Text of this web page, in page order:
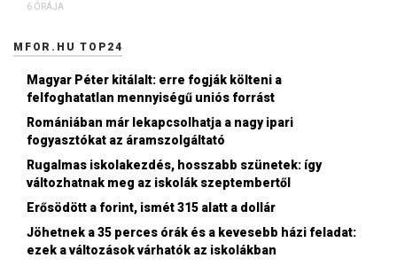
6 ÓRÁJA
MFOR.HU TOP24
Magyar Péter kitálalt: erre fogják költeni a
felfoghatatlan mennyiségű uniós forrást
Romániában már lekapcsolhatja a nagy ipari
fogyasztókat az áramszolgáltató
Rugalmas iskolakezdés, hosszabb szünetek: így
változhatnak meg az iskolák szeptembertől
Erősödött a forint, ismét 315 alatt a dollár
Jöhetnek a 35 perces órák és a kevesebb házi feladat:
ezek a változások várhatók az iskolákban